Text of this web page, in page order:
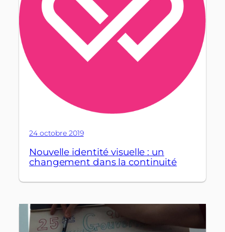
24 octobre 2019
Nouvelle identité visuelle : un
changement dans la continuité